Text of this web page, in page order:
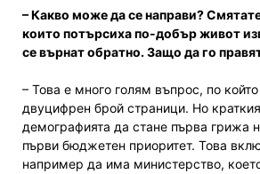
– Какво може да се направи?
които потърсиха по-добър живот
се върнат обратно. Защо да го
– Това е много голям въпрос, по
двуцифрен брой страници. Но
демографията да стане първа грижа
първи бюджетен приоритет. Това
например да има министерство,